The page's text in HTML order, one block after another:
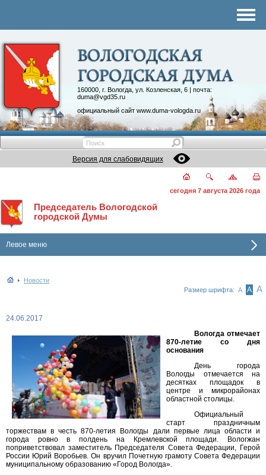
160000, г. Вологда, ул. Козленская, 6 | почта:
duma@vgd35.ru
официальный сайт www.duma-vologda.ru
Контакты
Депутатские объединения
Версия для слабовидящих
сегодня 7 августа 2026 года
Председатель Вологодской
городской Думы
Левое меню
Новости
Размер шрифта: А А А
24.06.2017
Вологда отмечает
870-летие со дня
основания
День города
Вологды отмечается на
десятках площадок в
центре и микрорайонах
областной столицы.
Официальный
старт праздничным
торжествам в честь 870-летия Вологды дали первые лица области и
города ровно в полдень на Кремлевской площади. Вологжан
поприветствовал заместитель Председателя Совета Федерации, Герой
России Юрий Воробьев. Он вручил Почетную грамоту Совета Федерации
муниципальному образованию «Город Вологда».